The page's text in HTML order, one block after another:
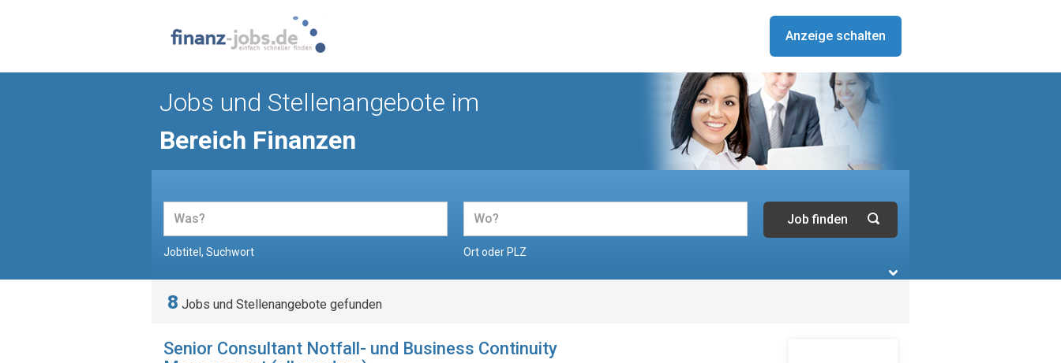
Anzeige schalten
Jobs und Stellenangebote im
Bereich Finanzen
Jobtitel, Suchwort Ort oder PLZ
8 Jobs und Stellenangebote gefunden
Senior Consultant Notfall- und Business Continuity